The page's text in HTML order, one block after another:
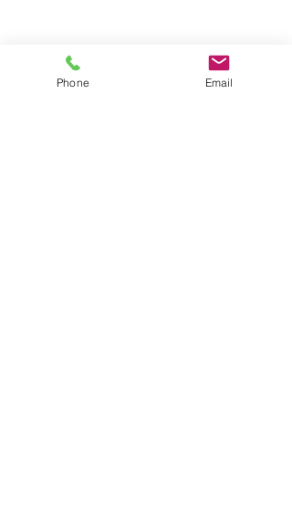
Phone Email